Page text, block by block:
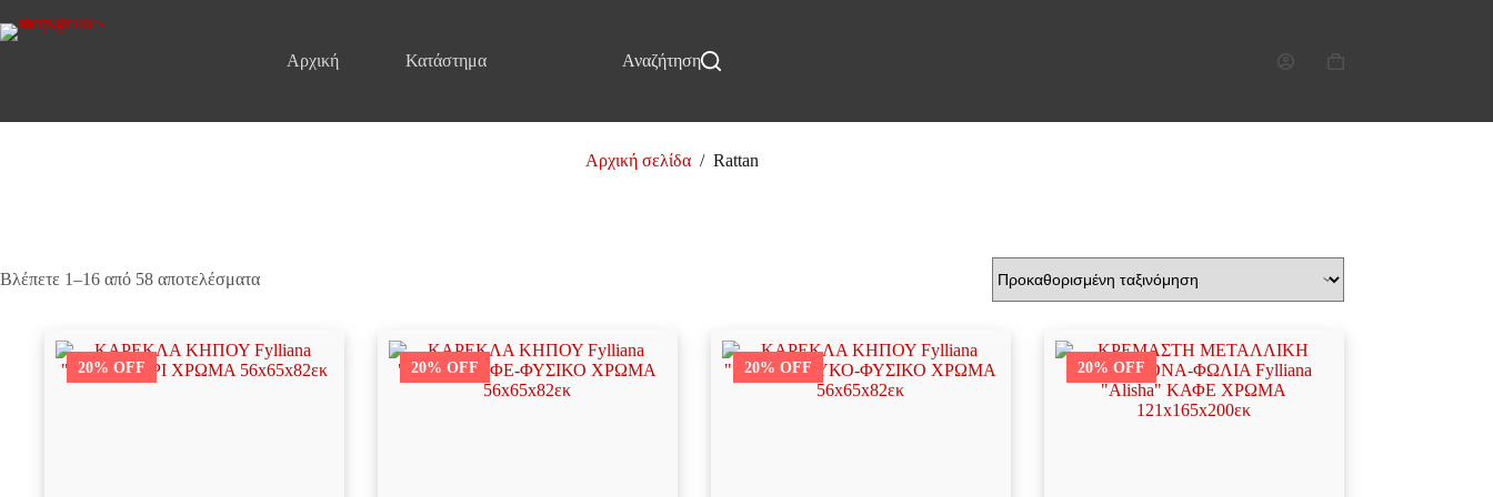
στο
Αρχική Κατάστημα ΕπικοινωνίαΑναζήτηση
Καλάθι
Αρχική σελίδα / Rattan
Βλέπετε 1–16 από 58 αποτελέσματα
20% OFF 20% OFF 20% OFF 20% OFF